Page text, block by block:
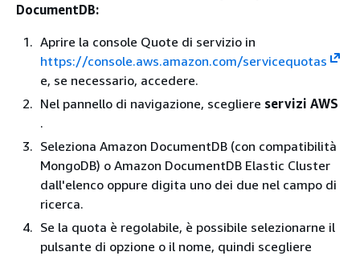
DocumentDB:
Aprire la console Quote di servizio in
https://console.aws.amazon.com/servicequotas
e, se necessario, accedere.
Nel pannello di navigazione, scegliere servizi AWS
.
Seleziona Amazon DocumentDB (con compatibilità
MongoDB) o Amazon DocumentDB Elastic Cluster
dall'elenco oppure digita uno dei due nel campo di
ricerca.
Se la quota è regolabile, è possibile selezionarne il
pulsante di opzione o il nome, quindi scegliere